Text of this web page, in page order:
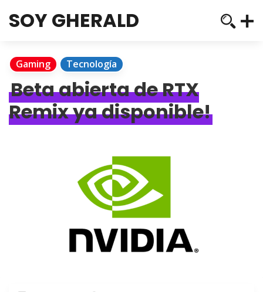
SOY GHERALD
Gaming Tecnología
Beta abierta de RTX
Remix ya disponible!